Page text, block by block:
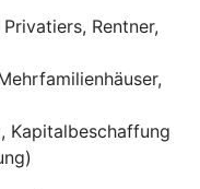
Rentner,
Kapitalbeschaffung